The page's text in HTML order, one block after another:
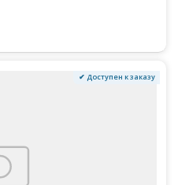
✔ Доступен к заказу